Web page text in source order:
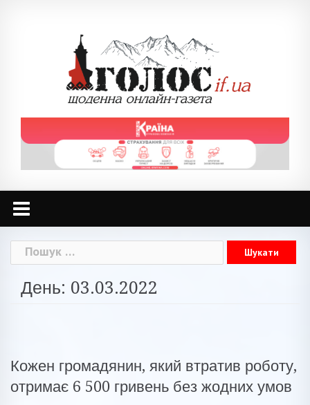
Пошук:
День: 03.03.2022
Кожен громадянин, який втратив роботу,
отримає 6 500 гривень без жодних умов